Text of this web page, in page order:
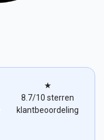
★
8.7/10 sterren
klantbeoordeling